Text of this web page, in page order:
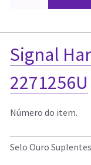
Signal
2271256U
Número do item.
Selo Ouro Suplentes